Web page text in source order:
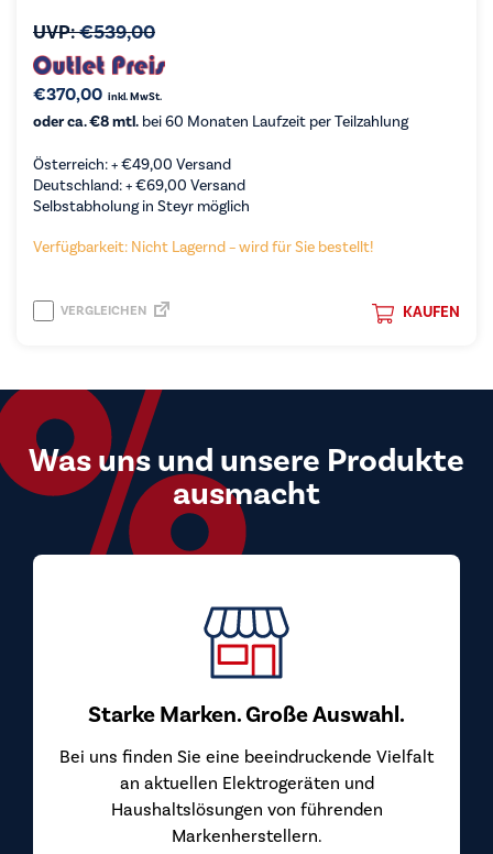
UVP:€539,00
€370,00 inkl. MwSt.
oder ca. €8 mtl. bei 60 Monaten Laufzeit per Teilzahlung
Österreich: +€49,00 Versand
Deutschland: +€69,00 Versand
Selbstabholung in Steyr möglich
Verfügbarkeit: Nicht Lagernd – wird für Sie bestellt!
KAUFEN
VERGLEICHEN
Was uns und unsere Produkte
ausmacht
Starke Marken. Große Auswahl.
Bei uns finden Sie eine beeindruckende Vielfalt
an aktuellen Elektrogeräten und
Haushaltslösungen von führenden
Markenherstellern.